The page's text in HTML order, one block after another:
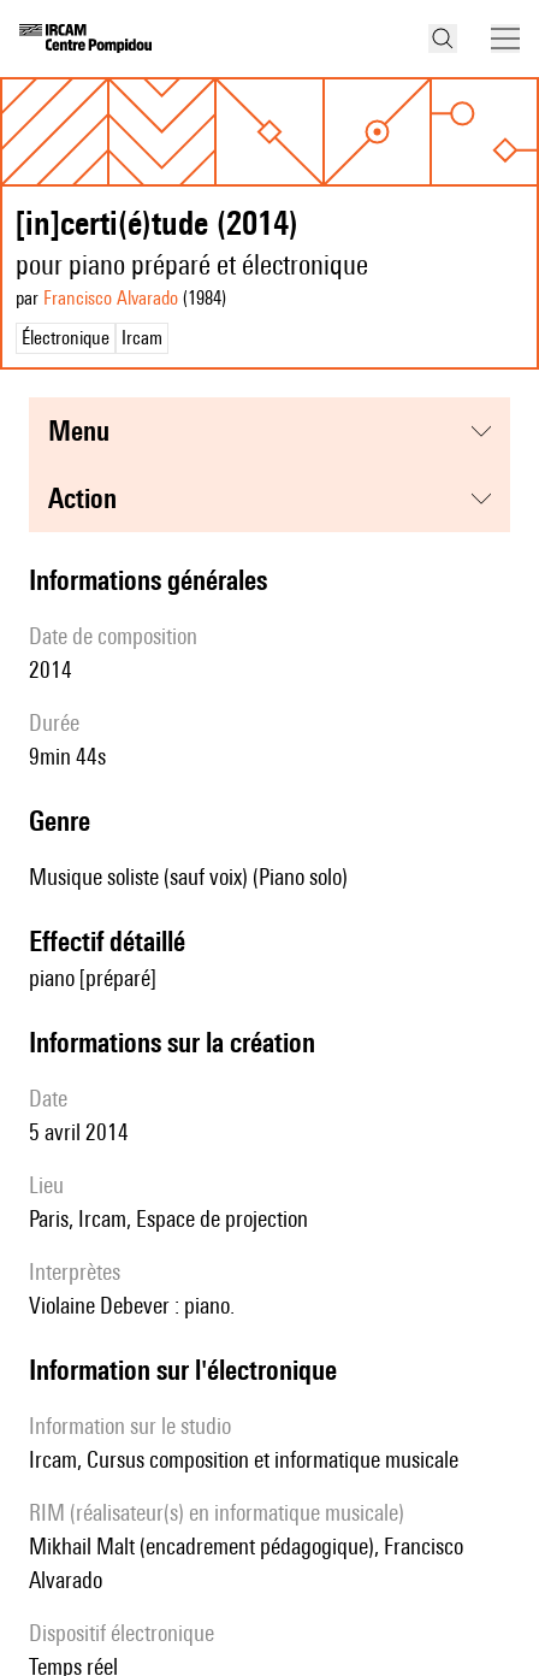
[in]certi(é)tude (2014)
pour piano préparé et électronique
par Francisco Alvarado (1984)
Électronique
Ircam
menu
action
informations générales
date de composition
2014
durée
9min 44s
genre
Musique soliste (sauf voix) (Piano solo)
effectif détaillé
piano [préparé]
informations sur la création
date
5 avril 2014
lieu
Paris, Ircam, Espace de projection
interprètes
Violaine Debever : piano.
Information sur l'électronique
Information sur le studio
Ircam, Cursus composition et informatique musicale
RIM (réalisateur(s) en informatique musicale)
Mikhail Malt (encadrement pédagogique), Francisco
Alvarado
Dispositif électronique
temps réel